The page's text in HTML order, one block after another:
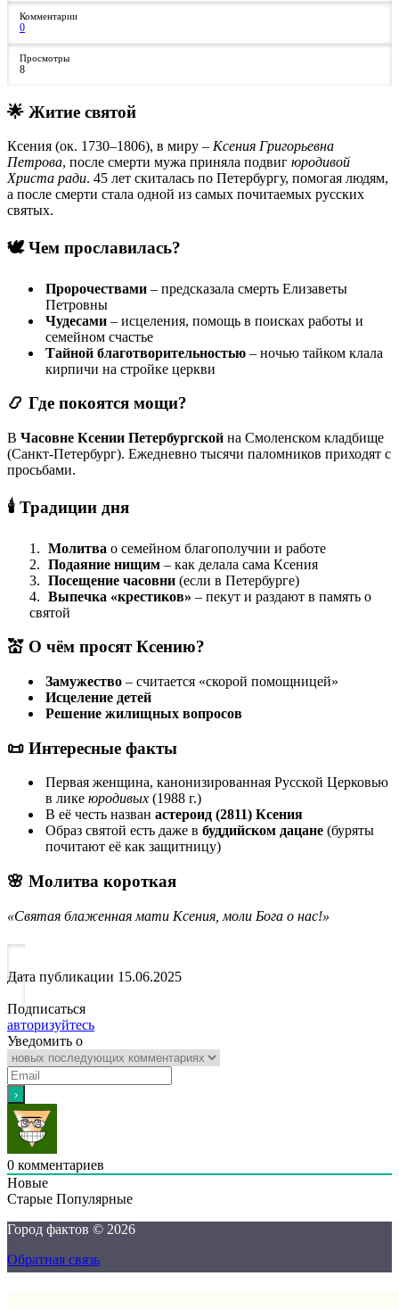
Комментарии
0
Просмотры
8
🌟 Житие святой
Ксения (ок. 1730–1806), в миру – Ксения Григорьевна
Петрова, после смерти мужа приняла подвиг юродивой
Христа ради. 45 лет скиталась по Петербургу, помогая людям,
а после смерти стала одной из самых почитаемых русских
святых.
🕊️Чем прославилась?
Пророчествами – предсказала смерть Елизаветы
Петровны
Чудесами – исцеления, помощь в поисках работы и
семейном счастье
Тайной благотворительностью – ночью тайком клала
кирпичи на стройке церкви
📿 Где покоятся мощи?
В Часовне Ксении Петербургской на Смоленском кладбище
(Санкт-Петербург). Ежедневно тысячи паломников приходят с
просьбами.
🕯️ Традиции дня
Молитва о семейном благополучии и работе
Подаяние нищим – как делала сама Ксения
Посещение часовни (если в Петербурге)
Выпечка «крестиков» – пекут и раздают в память о
святой
💒 О чём просят Ксению?
Замужество – считается «скорой помощницей»
Исцеление детей
Решение жилищных вопросов
📜 Интересные факты
Первая женщина, канонизированная Русской Церковью
в лике юродивых (1988 г.)
В её честь назван астероид (2811) Ксения
Образ святой есть даже в буддийском дацане (буряты
почитают её как защитницу)
🌸 Молитва короткая
«Святая блаженная мати Ксения, моли Бога о нас!»
Дата публикации 15.06.2025
Подписаться
авторизуйтесь
Уведомить о
0 комментариев
Новые
Старые Популярные
Город фактов © 2026
Обратная связь